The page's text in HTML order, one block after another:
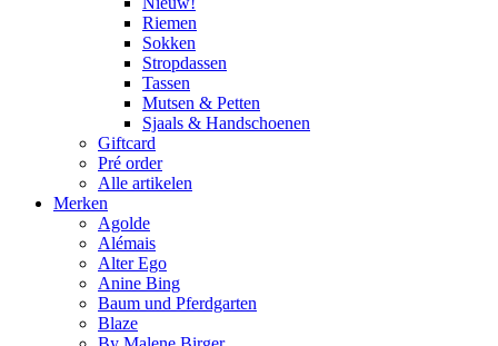
Riemen
Sokken
Stropdassen
Tassen
Mutsen & Petten
Sjaals & Handschoenen
Giftcard
Pré order
Alle artikelen
Merken
Agolde
Alémais
Alter Ego
Anine Bing
Baum und Pferdgarten
Blaze